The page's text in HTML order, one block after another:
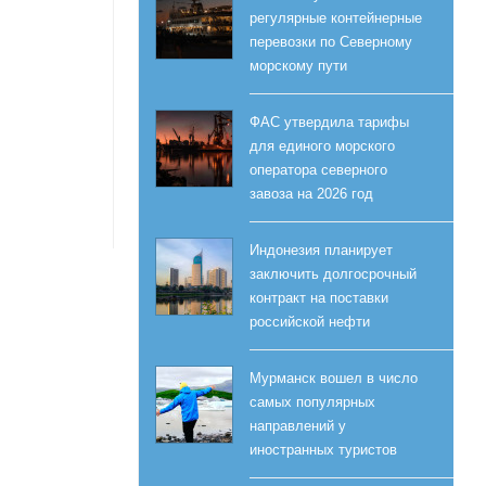
регулярные контейнерные
перевозки по Северному
морскому пути
ФАС утвердила тарифы
для единого морского
оператора северного
завоза на 2026 год
Индонезия планирует
заключить долгосрочный
контракт на поставки
российской нефти
Мурманск вошел в число
самых популярных
направлений у
иностранных туристов